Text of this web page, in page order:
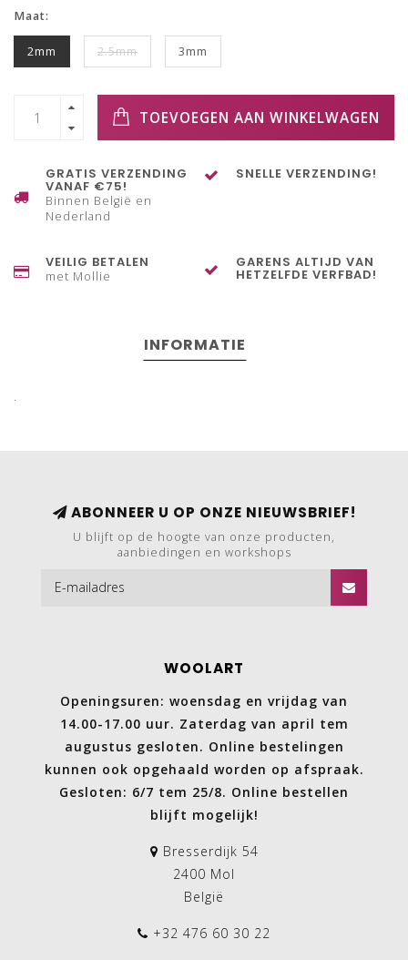
Maat:
2mm 2.5mm 3mm
TOEVOEGEN AAN WINKELWAGEN
GRATIS VERZENDING
VANAF €75!
Binnen België en
Nederland
SNELLE VERZENDING!
VEILIG BETALEN
met Mollie
GARENS ALTIJD VAN
HETZELFDE VERFBAD!
INFORMATIE
.
ABONNEER U OP ONZE NIEUWSBRIEF!
U blijft op de hoogte van onze producten,
aanbiedingen en workshops
WOOLART
Openingsuren: woensdag en vrijdag van
14.00-17.00 uur. Zaterdag van april tem
augustus gesloten. Online bestelingen
kunnen ook opgehaald worden op afspraak.
Gesloten: 6/7 tem 25/8. Online bestellen
blijft mogelijk!
Bresserdijk 54
2400 Mol
België
+32 476 60 30 22